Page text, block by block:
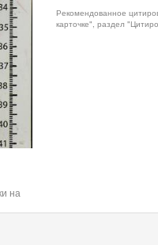
на
Рекомендованное
карточке", раздел